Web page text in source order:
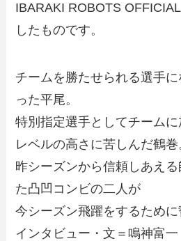
IBARAKI ROBOTS
したものです。
チームを勝たせられる選手
った平尾。
特別指定選手としてチーム
レベルの高さに苦しんだ鶴巻
昨シーズンから信頼しあえ
た凸凹コンビの二人が
今シーズン飛躍をするために
インタビュー・文＝鳴神富